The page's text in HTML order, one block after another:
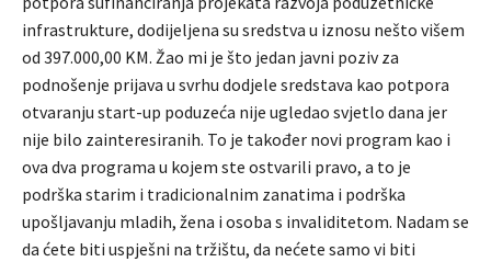
infrastrukture, dodijeljena su sredstva u iznosu nešto višem
od 397.000,00 KM. Žao mi je što jedan javni poziv za
podnošenje prijava u svrhu dodjele sredstava kao potpora
otvaranju start-up poduzeća nije ugledao svjetlo dana jer
nije bilo zainteresiranih. To je također novi program kao i
ova dva programa u kojem ste ostvarili pravo, a to je
podrška starim i tradicionalnim zanatima i podrška
upošljavanju mladih, žena i osoba s invaliditetom. Nadam se
da ćete biti uspješni na tržištu, da nećete samo vi biti